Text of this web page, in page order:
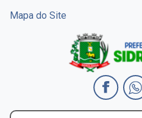
Mapa do Site